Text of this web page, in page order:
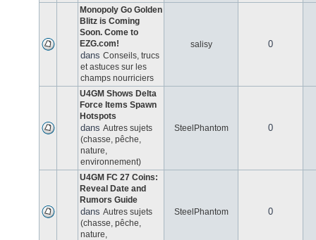
Monopoly Go Golden
Blitz is Coming
Soon. Come to
EZG.com!
dans Conseils, trucs
et astuces sur les
champs nourriciers
salisy 0
U4GM Shows Delta
Force Items Spawn
Hotspots
dans Autres sujets
(chasse, pêche,
nature,
environnement)
SteelPhantom 0
U4GM FC 27 Coins:
Reveal Date and
Rumors Guide
dans Autres sujets
(chasse, pêche,
nature,
SteelPhantom 0